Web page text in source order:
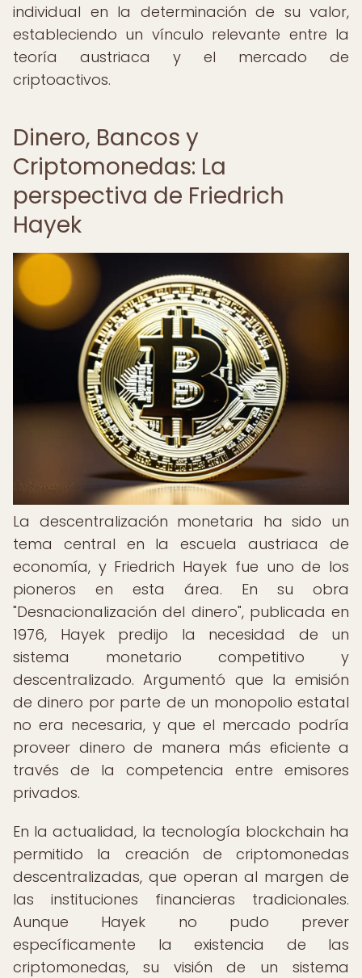
individual en la determinación de su valor,
estableciendo un vínculo relevante entre la
teoría austriaca y el mercado de
criptoactivos.
Dinero, Bancos y
Criptomonedas: La
perspectiva de Friedrich
Hayek
La descentralización monetaria ha sido un
tema central en la escuela austriaca de
economía, y Friedrich Hayek fue uno de los
pioneros en esta área. En su obra
"Desnacionalización del dinero", publicada en
1976, Hayek predijo la necesidad de un
sistema monetario competitivo y
descentralizado. Argumentó que la emisión
de dinero por parte de un monopolio estatal
no era necesaria, y que el mercado podría
proveer dinero de manera más eficiente a
través de la competencia entre emisores
privados.
En la actualidad, la tecnología blockchain ha
permitido la creación de criptomonedas
descentralizadas, que operan al margen de
las instituciones financieras tradicionales.
Aunque Hayek no pudo prever
específicamente la existencia de las
criptomonedas, su visión de un sistema